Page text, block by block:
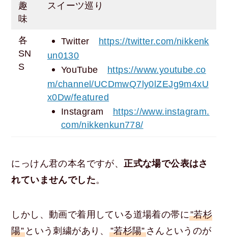
趣
味
スイーツ巡り
各
SN
S
Twitter
https://twitter.com/nikkenk
un0130
YouTube
https://www.youtube.co
m/channel/UCDmwQ7ly0lZEJg9m4xU
x0Dw/featured
Instagram
https://www.instagram.
com/nikkenkun778/
にっけん君の本名ですが、 正式な場で公表はさ
れていませんでした。
しかし、動画で着用している道場着の帯に”若杉
陽” という刺繍があり、 ”若杉陽”さんというのが